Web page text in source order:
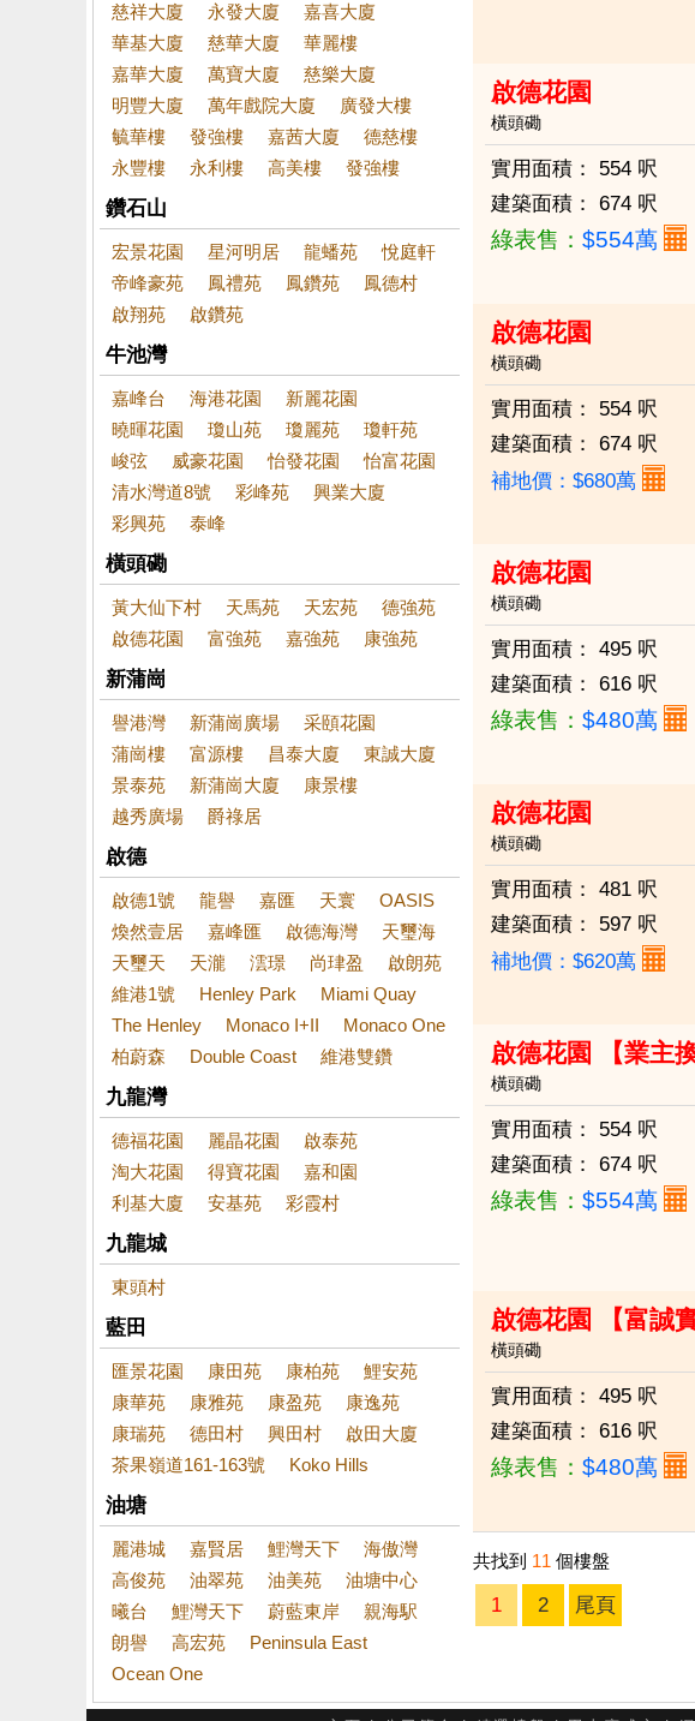
慈祥大廈 永發大廈
嘉喜大廈
華基大廈
慈華大廈
華麗樓
嘉華大廈
萬寶大廈
慈樂大廈
明豐大廈
萬年戲院大廈
廣發大樓
毓華樓
發強樓 嘉茜大廈
德慈樓
永豐樓
永利樓 高美樓 發強樓
鑽石山
宏景花園 星河明居 龍蟠苑
悅庭軒
帝峰豪苑
鳳禮苑 鳳鑽苑
鳳德村
啟翔苑
啟鑽苑
牛池灣
嘉峰台 海港花園
新麗花園
曉暉花園
瓊山苑 瓊麗苑
瓊軒苑
峻弦
威豪花園 怡發花園
怡富花園
清水灣道8號
彩峰苑
興業大廈
彩興苑
泰峰
橫頭磡
黃大仙下村 天馬苑 天宏苑
德強苑
啟德花園
富強苑 嘉強苑 康強苑
新蒲崗
譽港灣 新蒲崗廣場
采頤花園
蒲崗樓
富源樓 昌泰大廈
東誠大廈
景泰苑
新蒲崗大廈
康景樓
越秀廣場
爵祿居
啟德
啟德1號 龍譽 嘉匯 天寰
OASIS
煥然壹居
嘉峰匯 啟德海灣
天璽海
天璽天
天瀧 澐璟 尚珒盈
啟朗苑
維港1號
Henley Park
Miami Quay
The Henley
Monaco I+II
Monaco One
柏蔚森
Double Coast 維港雙鑽
九龍灣
德福花園 麗晶花園
啟泰苑
淘大花園
得寶花園
嘉和園
利基大廈
安基苑 彩霞村
九龍城
東頭村
藍田
匯景花園 康田苑 康柏苑
鯉安苑
康華苑
康雅苑 康盈苑
康逸苑
康瑞苑
德田村 興田村
啟田大廈
茶果嶺道161-163號
Koko Hills
油塘
麗港城 嘉賢居 鯉灣天下
海傲灣
高俊苑
油翠苑 油美苑
油塘中心
曦台
鯉灣天下 蔚藍東岸
親海駅
朗譽
高宏苑
Peninsula East
Ocean One
啟德花園
橫頭磡
實用面積：
554 呎
建築面積：
674 呎
綠表售： $554萬
啟德花園
橫頭磡
實用面積：
554 呎
建築面積：
674 呎
補地價：$680萬
啟德花園
橫頭磡
實用面積：
495 呎
建築面積：
616 呎
綠表售： $480萬
啟德花園
橫頭磡
實用面積：
481 呎
建築面積：
597 呎
補地價：$620萬
啟德花園 【業主
橫頭磡
實用面積：
554 呎
建築面積：
674 呎
綠表售： $554萬
啟德花園 【富誠實
橫頭磡
實用面積：
495 呎
建築面積：
616 呎
綠表售： $480萬
共找到 11 個樓盤
1 2 尾頁